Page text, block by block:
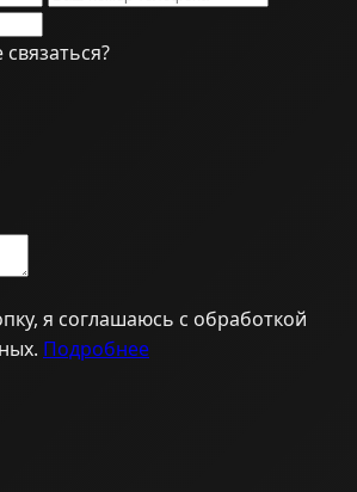
я соглашаюсь с обработкой
Подробнее